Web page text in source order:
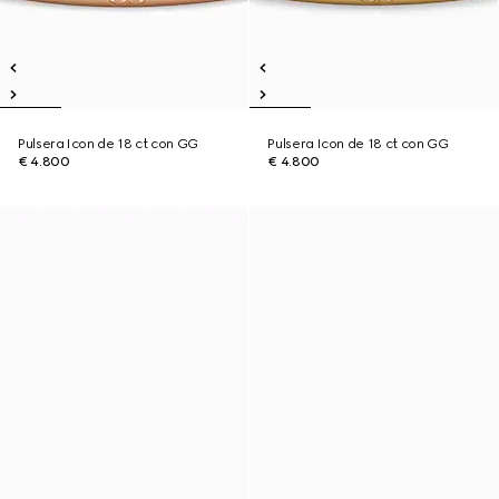
Pulsera Icon de 18 ct con GG
€ 4.800
Pulsera Icon de 18 ct con GG
€ 4.800